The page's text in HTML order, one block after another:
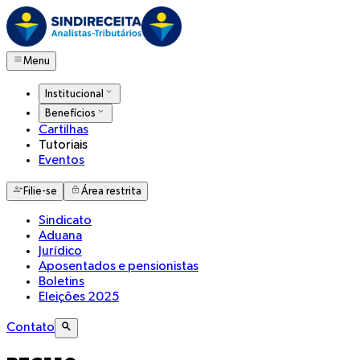
Menu
Institucional
Benefícios
Cartilhas
Tutoriais
Eventos
Filie-se Área restrita
Sindicato
Aduana
Jurídico
Aposentados e pensionistas
Boletins
Eleições 2025
Contato